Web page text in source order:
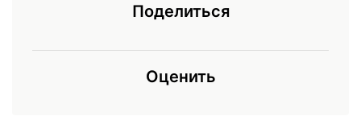
Поделиться
Оценить